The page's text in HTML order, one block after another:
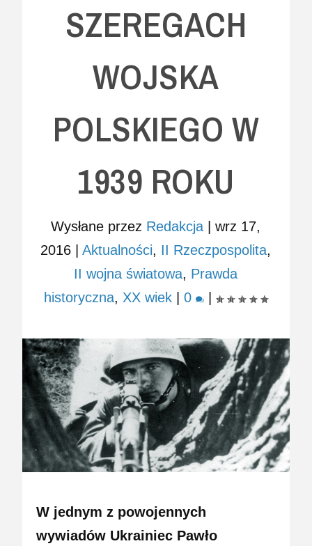
SZEREGACH
WOJSKA
POLSKIEGO W
1939 ROKU
Wysłane przez Redakcja |wrz 17,
2016 |Aktualności, II Rzeczpospolita,
II wojna światowa, Prawda
historyczna, XX wiek |0 |
W jednym z powojennych
wywiadów Ukrainiec Pawło